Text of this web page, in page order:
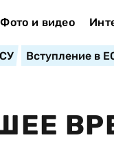
Фото и видео
Вступление в